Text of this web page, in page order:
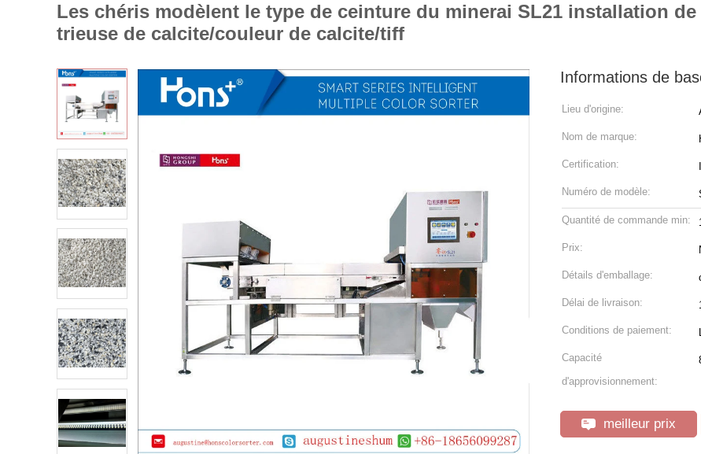
Les chéris modèlent le type de ceinture du minerai SL21 installation
trieuse de calcite/couleur de calcite/tiff
Informations de
Lieu d'origine:
Nom de marque:
Certification:
Numéro de modèle:
Quantité de commande min:
Prix:
Détails d'emballage:
Délai de livraison:
Conditions de paiement:
Capacité
d'approvisionnement:
meilleur prix